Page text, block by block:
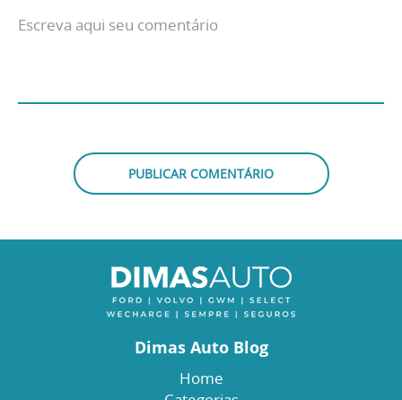
Dimas Auto Blog
Home